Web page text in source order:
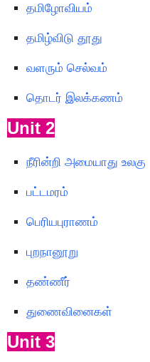
தமிழோவியம்
தமிழ்விடு தூது
வளரும் செல்வம்
தொடர் இலக்கணம்
Unit 2
நீரின்றி அமையாது உலகு
பட்டமரம்
பெரியபுராணம்
புறநானூறு
தண்ணீர்
துணைவினைகள்
Unit 3